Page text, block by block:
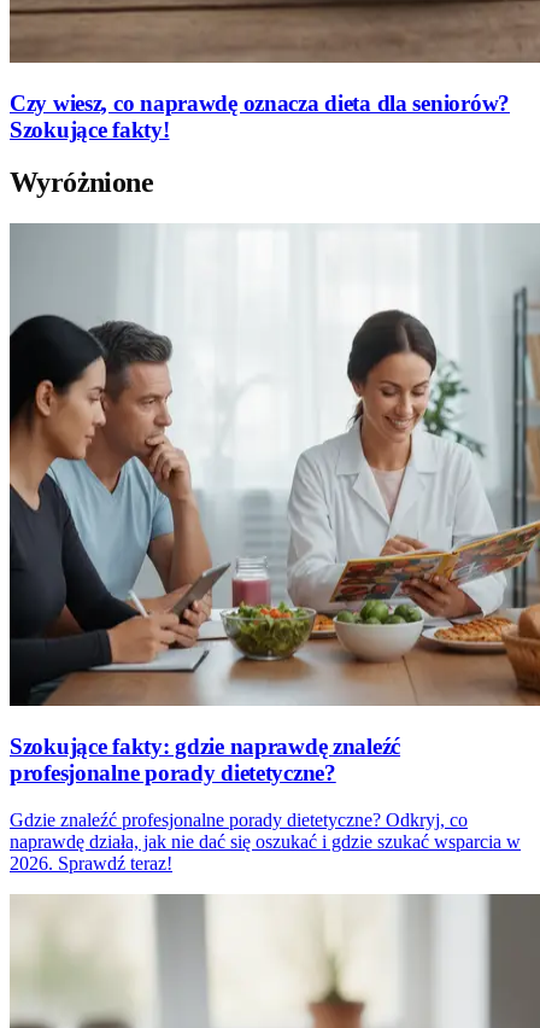
Czy wiesz, co naprawdę oznacza dieta dla seniorów?
Szokujące fakty!
Wyróżnione
Szokujące fakty: gdzie naprawdę znaleźć
profesjonalne porady dietetyczne?
Gdzie znaleźć profesjonalne porady dietetyczne? Odkryj, co
naprawdę działa, jak nie dać się oszukać i gdzie szukać wsparcia w
2026. Sprawdź teraz!